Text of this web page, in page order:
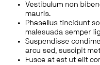
Vestibulum non
mauris.
Phasellus tincidunt
malesuada semper
Suspendisse
arcu sed, suscipit
Fusce at est ut elit